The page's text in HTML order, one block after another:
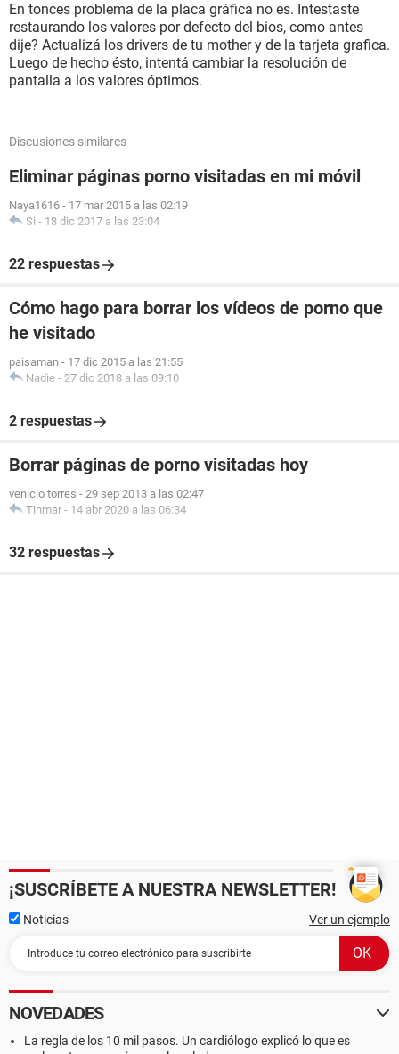
En tonces problema de la placa gráfica no es. Intestaste
restaurando los valores por defecto del bios, como antes
dije? Actualizá los drivers de tu mother y de la tarjeta grafica.
Luego de hecho ésto, intentá cambiar la resolución de
pantalla a los valores óptimos.
Discusiones similares
Eliminar páginas porno visitadas en mi móvil
Naya1616 - 17 mar 2015 a las 02:19
Si - 18 dic 2017 a las 23:04
22 respuestas
Cómo hago para borrar los vídeos de porno que
he visitado
paisaman - 17 dic 2015 a las 21:55
Nadie - 27 dic 2018 a las 09:10
2 respuestas
Borrar páginas de porno visitadas hoy
venicio torres - 29 sep 2013 a las 02:47
Tinmar - 14 abr 2020 a las 06:34
32 respuestas
¡SUSCRÍBETE A NUESTRA NEWSLETTER!
Noticias Ver un ejemplo
NOVEDADES
La regla de los 10 mil pasos. Un cardiólogo explicó lo que es